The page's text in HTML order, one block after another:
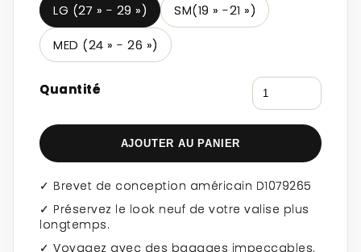
LG (27 » - 29 »)
SM(19 » -21 »)
MED (24 » - 26 »)
Quantité
AJOUTER AU PANIER
✓ Brevet de conception américain D1079265
✓ Préservez le look neuf de votre valise plus
longtemps.
✓ Voyagez avec des bagages impeccables.